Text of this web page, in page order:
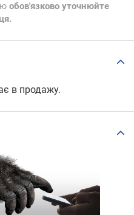
обов'язково уточнюйте
в продажу.